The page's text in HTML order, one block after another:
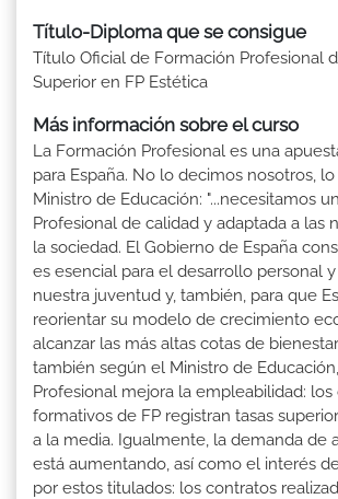
Título-Diploma que se consigue
Título Oficial de Formación Profesional
Superior en FP Estética
Más información sobre el curso
La Formación Profesional es una
para España. No lo decimos nosotros,
Ministro de Educación: "...necesitamos
Profesional de calidad y adaptada a las
la sociedad. El Gobierno de España
es esencial para el desarrollo personal
nuestra juventud y, también, para que
reorientar su modelo de crecimiento
alcanzar las más altas cotas de bienestar
también según el Ministro de
Profesional mejora la empleabilidad: los
formativos de FP registran tasas
a la media. Igualmente, la demanda de
está aumentando, así como el interés
por estos titulados: los contratos